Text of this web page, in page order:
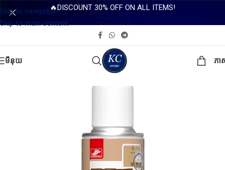
Skip to navigation
Skip to main content
🔥DISCOUNT 30% OFF ON ALL ITEMS!
មីនុយ ភា